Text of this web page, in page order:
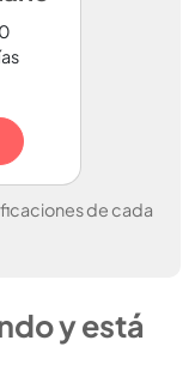
de cada
y está